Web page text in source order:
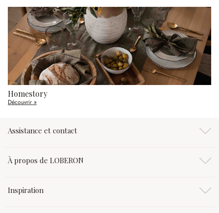
Homestory
Découvrir »
Assistance et contact
À propos de LOBERON
Inspiration